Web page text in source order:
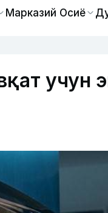
Марказий Осиё
учун